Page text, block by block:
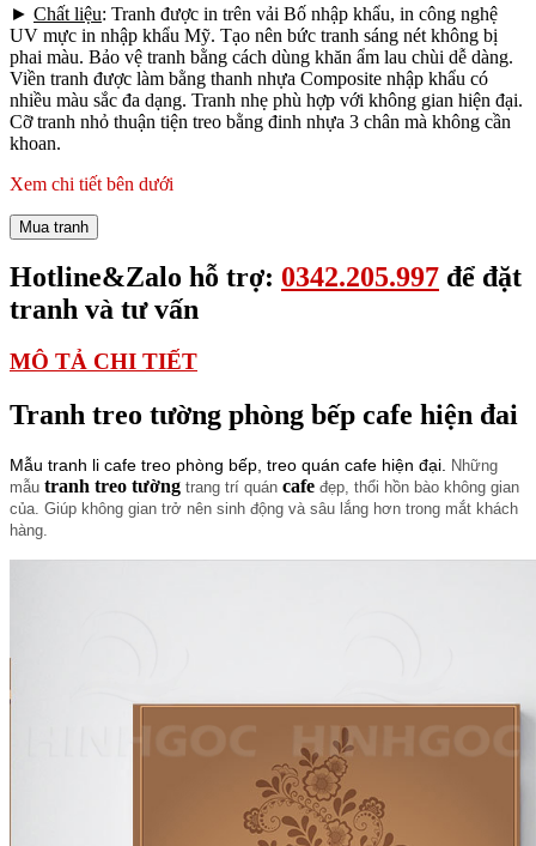
► Chất liệu: Tranh được in trên vải Bố nhập khẩu, in công nghệ
UV mực in nhập khẩu Mỹ. Tạo nên bức tranh sáng nét không bị
phai màu. Bảo vệ tranh bằng cách dùng khăn ẩm lau chùi dễ dàng.
Viền tranh được làm bằng thanh nhựa Composite nhập khẩu có
nhiều màu sắc đa dạng. Tranh nhẹ phù hợp với không gian hiện đại.
Cỡ tranh nhỏ thuận tiện treo bằng đinh nhựa 3 chân mà không cần
khoan.
Xem chi tiết bên dưới
Mua tranh
Hotline&Zalo hỗ trợ: 0342.205.997 để đặt
tranh và tư vấn
MÔ TẢ CHI TIẾT
Tranh treo tường phòng bếp cafe hiện đai
Mẫu tranh li cafe treo phòng bếp, treo quán cafe hiện đại. Những
mẫu tranh treo tường trang trí quán cafe đẹp, thổi hồn bào không gian
của. Giúp không gian trở nên sinh động và sâu lắng hơn trong mắt khách
hàng.